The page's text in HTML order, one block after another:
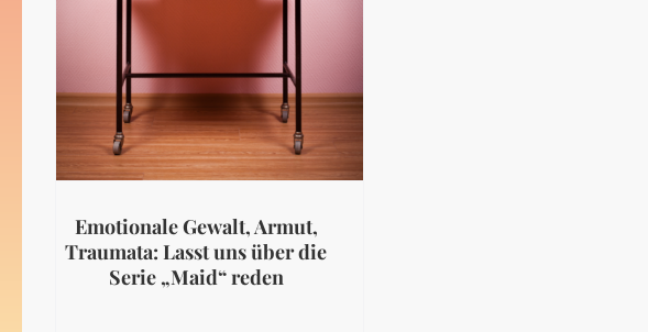
Emotionale Gewalt, Armut,
Traumata: Lasst uns über die
Serie „Maid“ reden